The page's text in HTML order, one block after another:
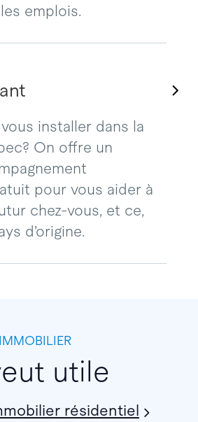
emplois.
installer dans la
On offre un
pour vous aider à
chez-vous, et ce,
d’origine.
utile
résidentiel